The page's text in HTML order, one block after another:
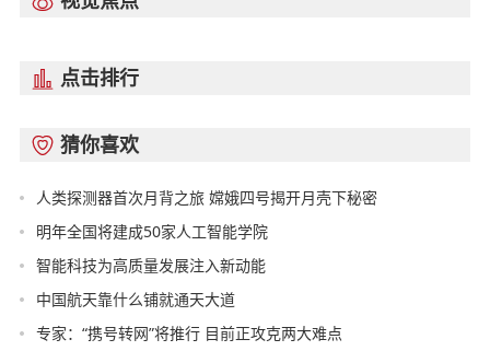
 点击排行
 猜你喜欢
人类探测器首次月背之旅 嫦娥四号揭开月壳下秘密
明年全国将建成50家人工智能学院
智能科技为高质量发展注入新动能
中国航天靠什么铺就通天大道
专家：“携号转网”将推行 目前正攻克两大难点